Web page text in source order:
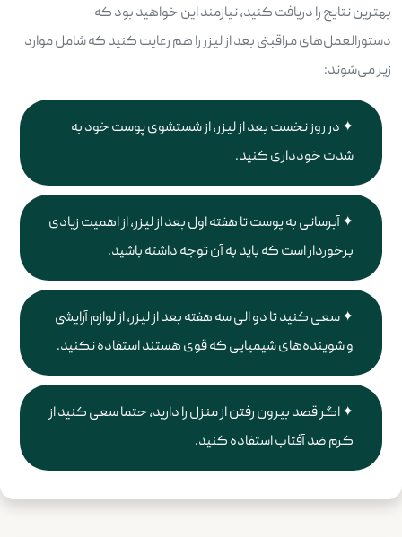
بهترین نتایج را دریافت کنید، نیازمند این خواهید بود که
دستورالعمل‌های مراقبتی بعد از لیزر را هم رعایت کنید که شامل موارد
زیر می‌شوند:
در روز نخست بعد از لیزر، از شستشوی پوست خود به
شدت خودداری کنید.
آبرسانی به پوست تا هفته اول بعد از لیزر، از اهمیت زیادی
برخوردار است که باید به آن توجه داشته باشید.
سعی کنید تا دو الی سه هفته بعد از لیزر، از لوازم آرایشی
و شوینده‌های شیمیایی که قوی هستند استفاده نکنید.
اگر قصد بیرون رفتن از منزل را دارید، حتما سعی کنید از
کرم ضد آفتاب استفاده کنید.